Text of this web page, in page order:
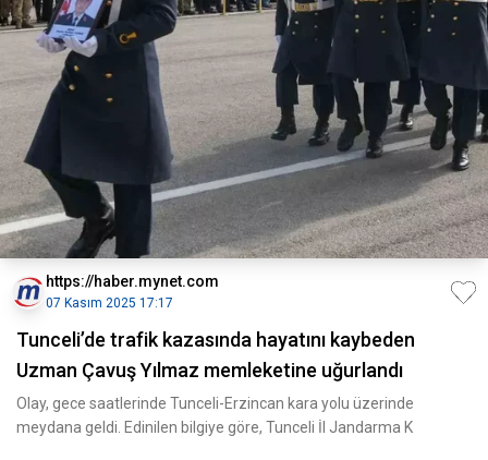
https://haber.mynet.com
07 Kasım 2025 17:17
Tunceli’de trafik kazasında hayatını kaybeden
Uzman Çavuş Yılmaz memleketine uğurlandı
Olay, gece saatlerinde Tunceli-Erzincan kara yolu üzerinde
meydana geldi. Edinilen bilgiye göre, Tunceli İl Jandarma K